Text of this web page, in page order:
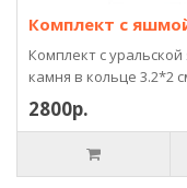
Комплект с
Комплект с
камня в кольце 3.2*2
2800р.